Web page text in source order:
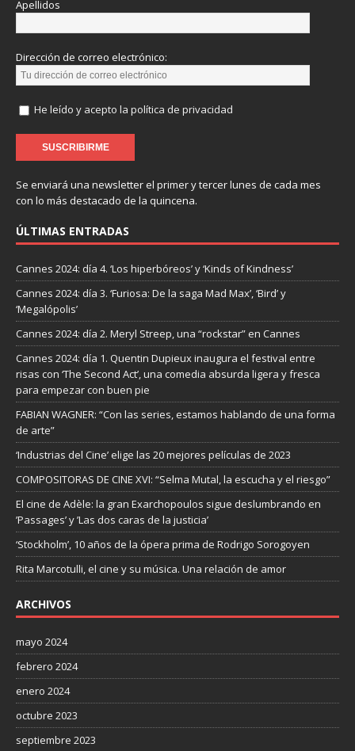
Apellidos
Dirección de correo electrónico:
He leído y acepto la política de privacidad
Se enviará una newsletter el primer y tercer lunes de cada mes
con lo más destacado de la quincena.
ÚLTIMAS ENTRADAS
Cannes 2024: día 4. ‘Los hiperbóreos’ y ‘Kinds of Kindness’
Cannes 2024: día 3. ‘Furiosa: De la saga Mad Max’, ‘Bird’ y
‘Megalópolis’
Cannes 2024: día 2. Meryl Streep, una “rockstar” en Cannes
Cannes 2024: día 1. Quentin Dupieux inaugura el festival entre
risas con ‘The Second Act’, una comedia absurda ligera y fresca
para empezar con buen pie
FABIAN WAGNER: “Con las series, estamos hablando de una forma
de arte”
‘Industrias del Cine’ elige las 20 mejores películas de 2023
COMPOSITORAS DE CINE XVI: “Selma Mutal, la escucha y el riesgo”
El cine de Adèle: la gran Exarchopoulos sigue deslumbrando en
’Passages’ y ’Las dos caras de la justicia’
‘Stockholm’, 10 años de la ópera prima de Rodrigo Sorogoyen
Rita Marcotulli, el cine y su música. Una relación de amor
ARCHIVOS
mayo 2024
febrero 2024
enero 2024
octubre 2023
septiembre 2023